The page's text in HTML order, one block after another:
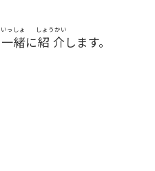
一緒
いっしょ
に紹介
しょうかい
します。